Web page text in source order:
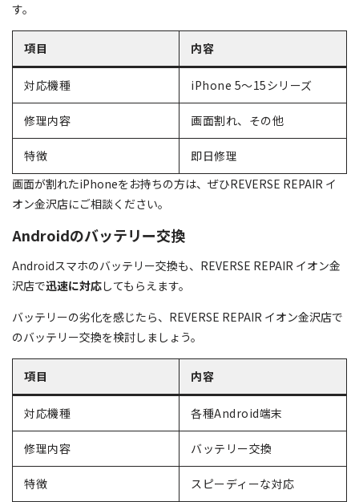
す。
項目 内容
対応機種 iPhone 5〜15シリーズ
修理内容 画面割れ、その他
特徴
即日修理
画面が割れたiPhoneをお持ちの方は、ぜひREVERSE REPAIR イ
オン金沢店にご相談ください。
Androidのバッテリー交換
Androidスマホのバッテリー交換も、REVERSE REPAIR イオン金
沢店で迅速に対応してもらえます。
バッテリーの劣化を感じたら、REVERSE REPAIR イオン金沢店で
のバッテリー交換を検討しましょう。
項目 内容
対応機種 各種Android端末
修理内容 バッテリー交換
特徴
スピーディーな対応